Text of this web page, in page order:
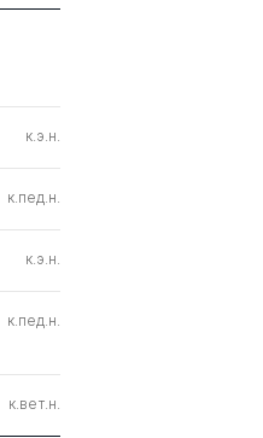
к.э.н.
к.пед.н.
к.э.н.
к.пед.н.
к.вет.н.